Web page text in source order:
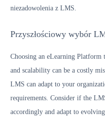
niezadowolenia z LMS.
Przyszłościowy wybór
Choosing an eLearning Platform
and scalability can be a costly
LMS can adapt to your
requirements. Consider if the
accordingly and adapt to